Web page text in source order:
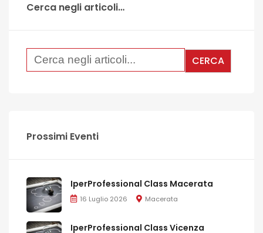
Cerca negli articoli…
Prossimi Eventi
IperProfessional Class Macerata
16 Luglio 2026 Macerata
IperProfessional Class Vicenza